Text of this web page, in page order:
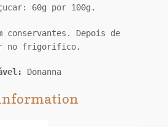
60g por 100g.
conservantes. Depois de
no frigorifico.
Donanna